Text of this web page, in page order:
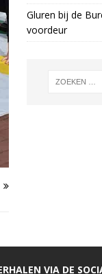
Gluren bij de
voordeur
VIA DE